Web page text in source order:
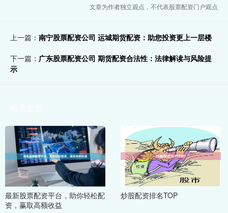
文章为作者独立观点，不代表股票配资门户观点
上一篇： 南宁股票配资公司 运城期货配资：助您投资更上一层楼
下一篇： 广东股票配资公司 期货配资合法性：法律解读与风险提
示
最新股票配资平台，助你轻松配
资，赢取高额收益
炒股配资排名TOP